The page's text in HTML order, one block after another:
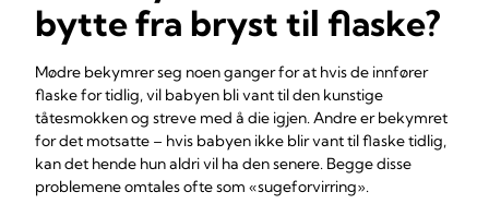
bytte fra bryst til flaske?
Mødre bekymrer seg noen ganger for at hvis de innfører
flaske for tidlig, vil babyen bli vant til den kunstige
tåtesmokken og streve med å die igjen. Andre er bekymret
for det motsatte – hvis babyen ikke blir vant til flaske tidlig,
kan det hende hun aldri vil ha den senere. Begge disse
problemene omtales ofte som «sugeforvirring».